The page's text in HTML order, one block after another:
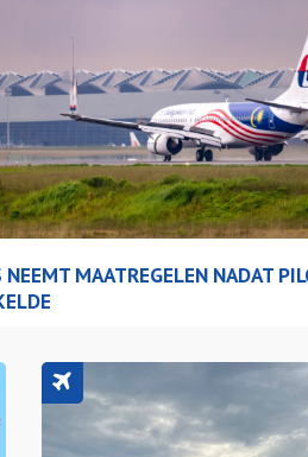
NEEMT MAATREGELEN NADAT